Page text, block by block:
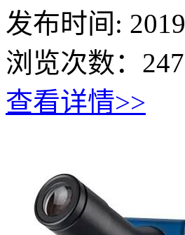
发布时间: 2019
浏览次数： 247
查看详情>>